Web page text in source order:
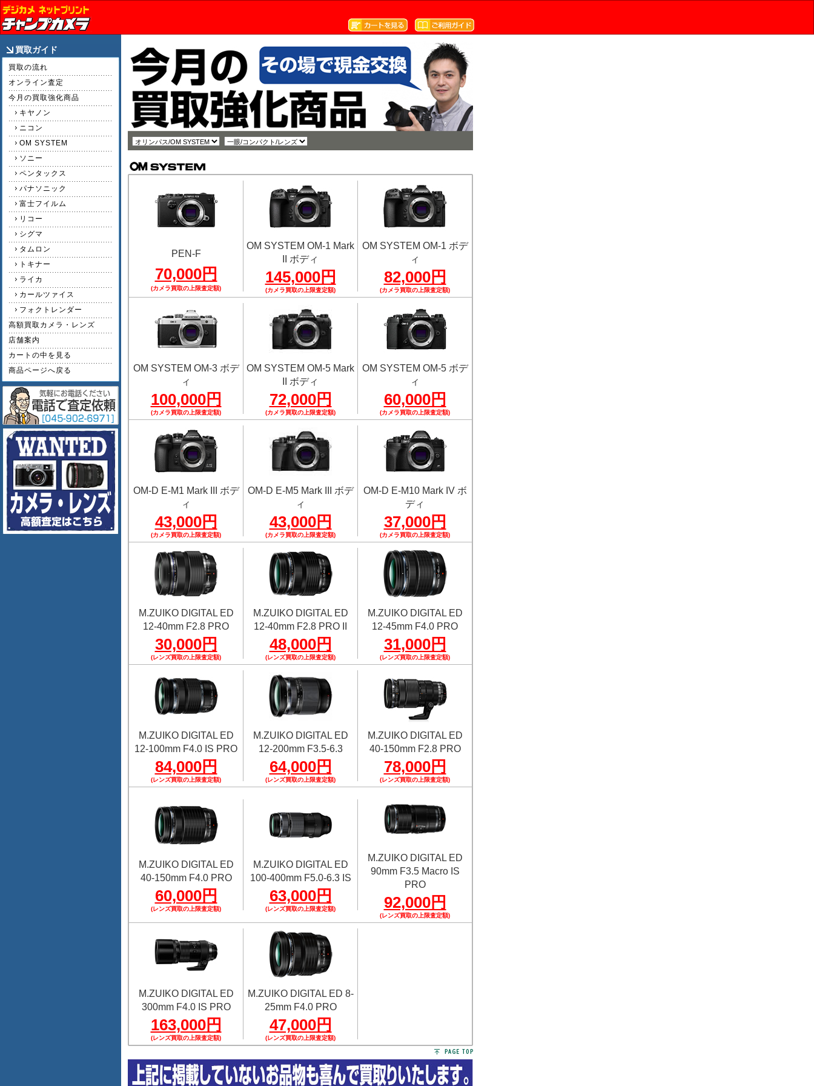
買取ガイド
買取の流れ
オンライン査定
今月の買取強化商品
キヤノン
ニコン
OM SYSTEM
ソニー
ペンタックス
パナソニック
富士フイルム
リコー
シグマ
タムロン
トキナー
ライカ
カールツァイス
フォクトレンダー
高額買取カメラ・レンズ
店舗案内
カートの中を見る
商品ページへ戻る
PEN-F
70,000円
(カメラ買取の上限査定額)
OM SYSTEM OM-1 Mark
II ボディ
145,000円
(カメラ買取の上限査定額)
OM SYSTEM OM-1 ボデ
ィ
82,000円
(カメラ買取の上限査定額)
OM SYSTEM OM-3 ボデ
ィ
100,000円
(カメラ買取の上限査定額)
OM SYSTEM OM-5 Mark
II ボディ
72,000円
(カメラ買取の上限査定額)
OM SYSTEM OM-5 ボデ
ィ
60,000円
(カメラ買取の上限査定額)
OM-D E-M1 Mark III ボデ
ィ
43,000円
(カメラ買取の上限査定額)
OM-D E-M5 Mark III ボデ
ィ
43,000円
(カメラ買取の上限査定額)
OM-D E-M10 Mark IV ボ
ディ
37,000円
(カメラ買取の上限査定額)
M.ZUIKO DIGITAL ED
12-40mm F2.8 PRO
30,000円
(レンズ買取の上限査定額)
M.ZUIKO DIGITAL ED
12-40mm F2.8 PRO II
48,000円
(レンズ買取の上限査定額)
M.ZUIKO DIGITAL ED
12-45mm F4.0 PRO
31,000円
(レンズ買取の上限査定額)
M.ZUIKO DIGITAL ED
12-100mm F4.0 IS PRO
84,000円
(レンズ買取の上限査定額)
M.ZUIKO DIGITAL ED
12-200mm F3.5-6.3
64,000円
(レンズ買取の上限査定額)
M.ZUIKO DIGITAL ED
40-150mm F2.8 PRO
78,000円
(レンズ買取の上限査定額)
M.ZUIKO DIGITAL ED
40-150mm F4.0 PRO
60,000円
(レンズ買取の上限査定額)
M.ZUIKO DIGITAL ED
100-400mm F5.0-6.3 IS
63,000円
(レンズ買取の上限査定額)
M.ZUIKO DIGITAL ED
90mm F3.5 Macro IS
PRO
92,000円
(レンズ買取の上限査定額)
M.ZUIKO DIGITAL ED
300mm F4.0 IS PRO
163,000円
(レンズ買取の上限査定額)
M.ZUIKO DIGITAL ED 8-
25mm F4.0 PRO
47,000円
(レンズ買取の上限査定額)